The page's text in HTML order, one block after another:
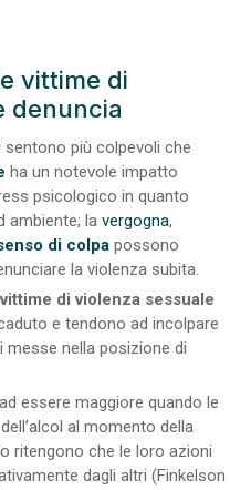
vittime di
denuncia
sentono più colpevoli che
ha un notevole impatto
psicologico in quanto
ambiente; la vergogna,
di colpa possono
la violenza subita.
vittime di violenza sessuale
e tendono ad incolpare
nella posizione di
essere maggiore quando le
al momento della
ritengono che le loro azioni
dagli altri (Finkelson